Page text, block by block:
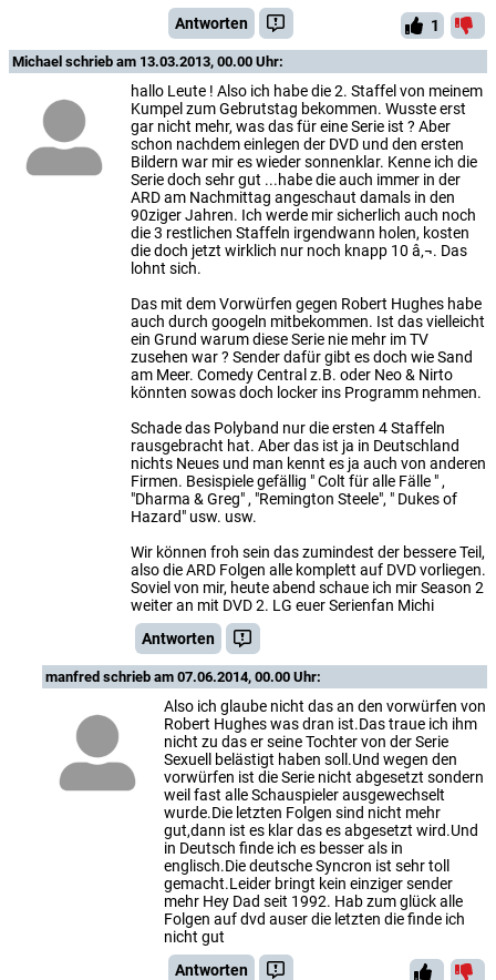
Antworten
1
Michael schrieb am 13.03.2013, 00.00 Uhr:
hallo Leute ! Also ich habe die 2. Staffel von meinem
Kumpel zum Gebrutstag bekommen. Wusste erst
gar nicht mehr, was das für eine Serie ist ? Aber
schon nachdem einlegen der DVD und den ersten
Bildern war mir es wieder sonnenklar. Kenne ich die
Serie doch sehr gut ...habe die auch immer in der
ARD am Nachmittag angeschaut damals in den
90ziger Jahren. Ich werde mir sicherlich auch noch
die 3 restlichen Staffeln irgendwann holen, kosten
die doch jetzt wirklich nur noch knapp 10 â‚¬. Das
lohnt sich.
Das mit dem Vorwürfen gegen Robert Hughes habe
auch durch googeln mitbekommen. Ist das vielleicht
ein Grund warum diese Serie nie mehr im TV
zusehen war ? Sender dafür gibt es doch wie Sand
am Meer. Comedy Central z.B. oder Neo & Nirto
könnten sowas doch locker ins Programm nehmen.
Schade das Polyband nur die ersten 4 Staffeln
rausgebracht hat. Aber das ist ja in Deutschland
nichts Neues und man kennt es ja auch von anderen
Firmen. Besispiele gefällig " Colt für alle Fälle " ,
"Dharma & Greg" , "Remington Steele", " Dukes of
Hazard" usw. usw.
Wir können froh sein das zumindest der bessere Teil,
also die ARD Folgen alle komplett auf DVD vorliegen.
Soviel von mir, heute abend schaue ich mir Season 2
weiter an mit DVD 2. LG euer Serienfan Michi
Antworten
manfred schrieb am 07.06.2014, 00.00 Uhr:
Also ich glaube nicht das an den vorwürfen von
Robert Hughes was dran ist.Das traue ich ihm
nicht zu das er seine Tochter von der Serie
Sexuell belästigt haben soll.Und wegen den
vorwürfen ist die Serie nicht abgesetzt sondern
weil fast alle Schauspieler ausgewechselt
wurde.Die letzten Folgen sind nicht mehr
gut,dann ist es klar das es abgesetzt wird.Und
in Deutsch finde ich es besser als in
englisch.Die deutsche Syncron ist sehr toll
gemacht.Leider bringt kein einziger sender
mehr Hey Dad seit 1992. Hab zum glück alle
Folgen auf dvd auser die letzten die finde ich
nicht gut
Antworten